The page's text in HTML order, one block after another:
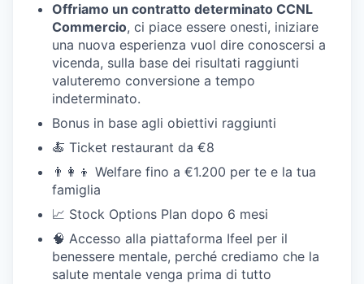
Offriamo un contratto determinato CCNL
Commercio, ci piace essere onesti, iniziare
una nuova esperienza vuol dire conoscersi a
vicenda, sulla base dei risultati raggiunti
valuteremo conversione a tempo
indeterminato.
Bonus in base agli obiettivi raggiunti
🍝 Ticket restaurant da €8
👨‍👩‍👦 Welfare fino a €1.200 per te e la tua
famiglia
📈 Stock Options Plan dopo 6 mesi
🧠 Accesso alla piattaforma Ifeel per il
benessere mentale, perché crediamo che la
salute mentale venga prima di tutto